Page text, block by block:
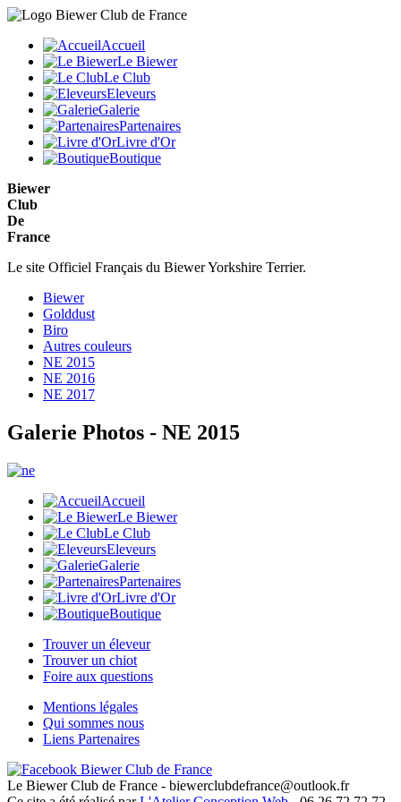
Accueil
Le Biewer
Le Club
Eleveurs
Galerie
Partenaires
Livre d'Or
Boutique
Biewer
Club
De
France
Le site Officiel Français du Biewer Yorkshire Terrier.
Biewer
Golddust
Biro
Autres couleurs
NE 2015
NE 2016
NE 2017
Galerie Photos - NE 2015
Accueil
Le Biewer
Le Club
Eleveurs
Galerie
Partenaires
Livre d'Or
Boutique
Trouver un éleveur
Trouver un chiot
Foire aux questions
Mentions légales
Qui sommes nous
Liens Partenaires
Le Biewer Club de France - biewerclubdefrance@outlook.fr